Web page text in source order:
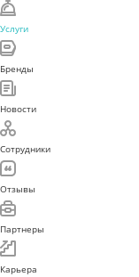
Услуги
Бренды
Новости
Сотрудники
Отзывы
Партнеры
Карьера